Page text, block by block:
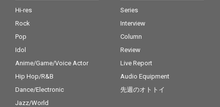
Hi-res
Rock
Pop
Idol
Anime/Game/Voice Actor
Hip Hop/R&B
Dance/Electronic
Jazz/World
Series
Interview
Column
Review
Live Report
Audio Equipment
先週のオトトイ